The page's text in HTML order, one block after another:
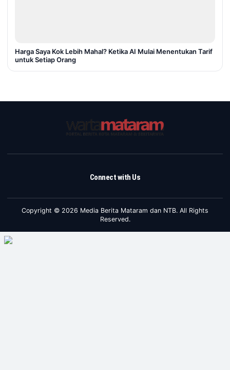
Harga Saya Kok Lebih Mahal? Ketika AI Mulai Menentukan Tarif
untuk Setiap Orang
Connect with Us
Copyright © 2026 Media Berita Mataram dan NTB. All Rights
Reserved.